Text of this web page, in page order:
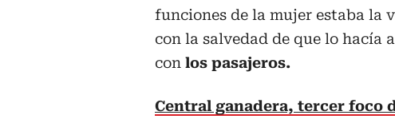
funciones de la mujer estaba la
con la salvedad de que lo
con los pasajeros.
Central ganadera, tercer foco